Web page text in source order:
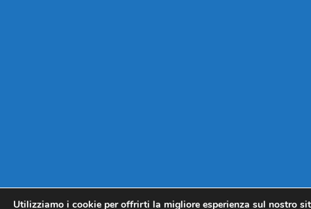
Utilizziamo i cookie per offrirti la migliore esperienza sul nostro